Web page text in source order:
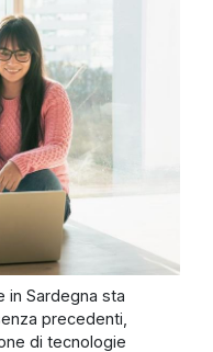
in Sardegna sta
precedenti,
di tecnologie